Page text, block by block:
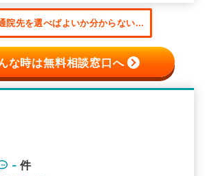
院先を選べばよいか分からない...
な時は無料相談窓口へ
- 件